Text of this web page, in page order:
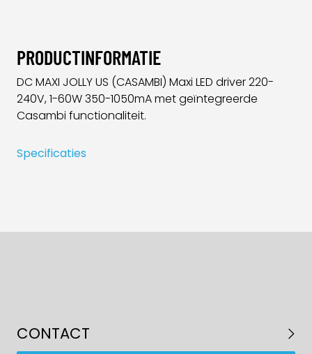
PRODUCTINFORMATIE
DC MAXI JOLLY US (CASAMBI) Maxi LED driver 220-
240V, 1-60W 350-1050mA met geïntegreerde
Casambi functionaliteit.
Specificaties
CONTACT